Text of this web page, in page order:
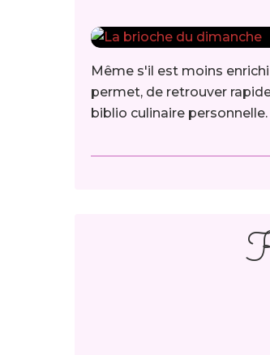
Même s'il est moins
permet, de retrouver
biblio culinaire